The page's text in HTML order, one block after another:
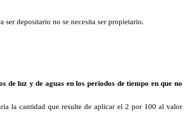
ser depositario no se necesita ser propietario.
de luz y de aguas en los periodos de tiempo en que no
la cantidad que resulte de aplicar el 2 por 100 al valor